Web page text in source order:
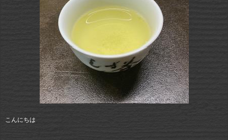
こんにちは